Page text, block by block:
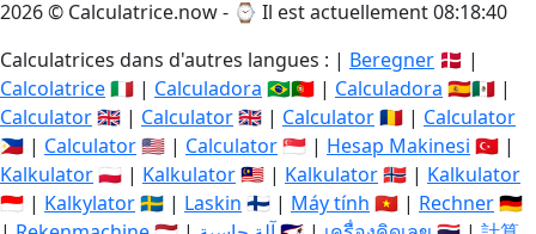
2026 © Calculatrice.now - ⌚ Il est actuellement 08:18:41
Calculatrices dans d'autres langues : | Beregner 🇩🇰 |
Calcolatrice🇮🇹 | Calculadora 🇧🇷🇵🇹 | Calculadora 🇪🇸🇲🇽 |
Calculator🇬🇧 | Calculator🇬🇧 | Calculator🇷🇴 | Calculator
🇵🇭 | Calculator🇺🇸 | Calculator🇸🇬 | Hesap Makinesi 🇹🇷 |
Kalkulator🇵🇱 | Kalkulator🇲🇾 | Kalkulator🇳🇴 | Kalkulator
🇮🇩 | Kalkylator🇸🇪 | Laskin 🇫🇮 | Máy tính 🇻🇳 | Rechner🇩🇪